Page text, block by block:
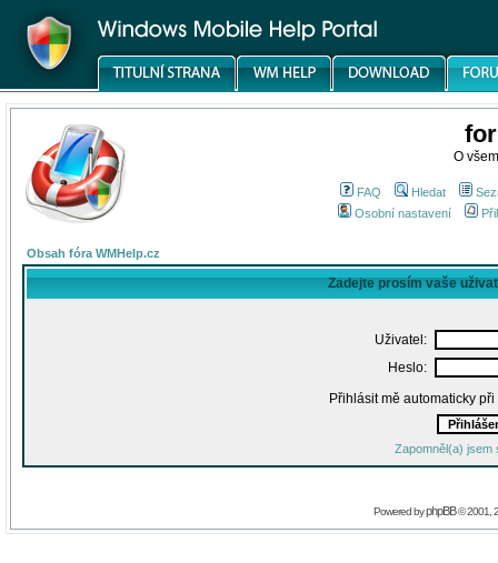
O
FAQ Hledat
Osobní nastavení
Obsah fóra WMHelp.cz
Zadejte prosím vaše
Uživatel:
Heslo:
Přihlásit mě automaticky
Zapomněl(a) jsem
Powered byphpBB© 2001,